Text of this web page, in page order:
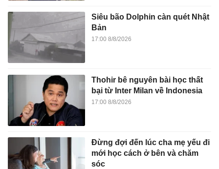
Siêu bão Dolphin càn quét Nhật
Bản
17:00 8/8/2026
Thohir bê nguyên bài học thất
bại từ Inter Milan về Indonesia
17:00 8/8/2026
Đừng đợi đến lúc cha mẹ yếu đi
mới học cách ở bên và chăm
sóc